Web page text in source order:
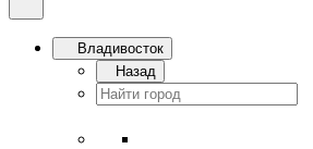
Владивосток
Назад